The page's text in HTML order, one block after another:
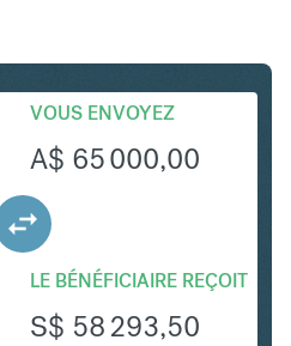
VOUS ENVOYEZ
A$ 65 000,00
LE BÉNÉFICIAIRE REÇOIT
S$ 58 293,50